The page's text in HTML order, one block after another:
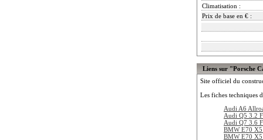
Climatisation :
Prix de base en € :
Liens sur "Porsche
Site officiel du
Les fiches techniques
Audi A6
Audi Q5 3.2
Audi Q7 3.6
BMW E70
BMW E70